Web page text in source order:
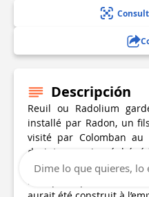
Descripción
Reuil ou Radolium
installé par Radon, un
visité par Colomban
devint un prieuré
dépendant de
manquent pour
Dime lo que quieres, lo